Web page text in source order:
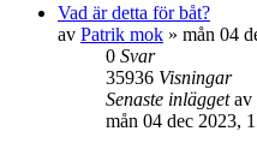
Vad är detta för båt?
av Patrik mok » mån 04
0 Svar
35936 Visningar
Senaste inläggetav
mån 04 dec 2023,